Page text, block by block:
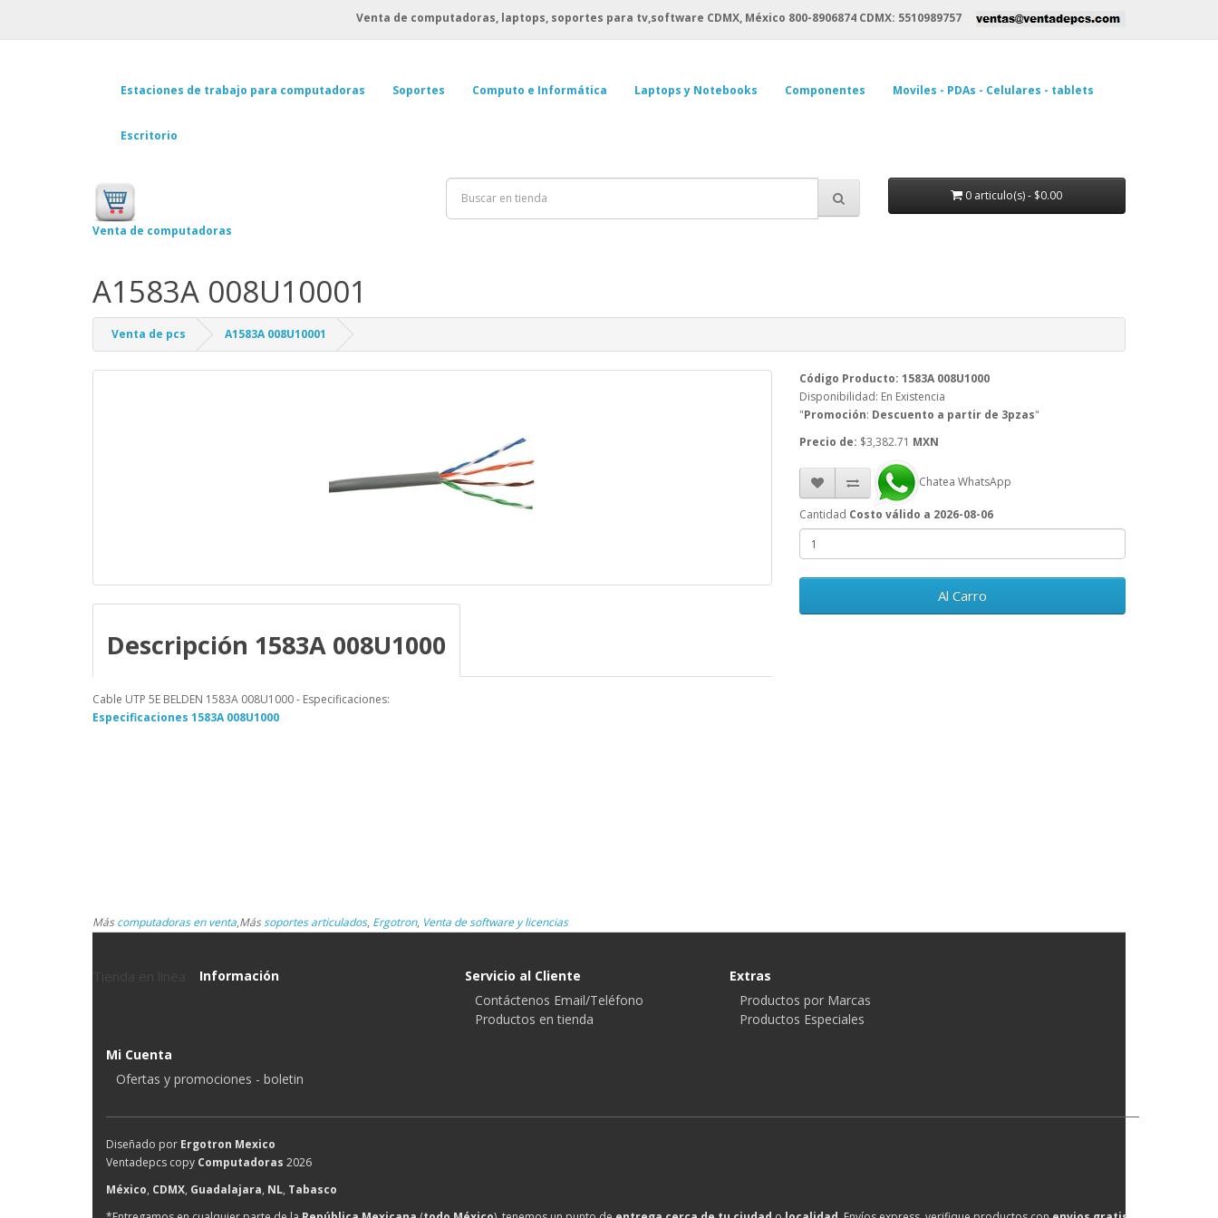
Venta de computadoras, laptops, soportes para tv,software CDMX, México 800-8906874 CDMX: 5510989757
Estaciones de trabajo para computadoras Soportes Computo e Informática Laptops y Notebooks Componentes Moviles - PDAs - Celulares - tablets
Escritorio
Venta de computadoras
0 articulo(s) - $0.00
A1583A 008U10001
Venta de pcs A1583A 008U10001
Descripción 1583A 008U1000
Cable UTP 5E BELDEN 1583A 008U1000 - Especificaciones:
Código Producto: 1583A 008U1000
Disponibilidad: En Existencia
"Promoción: Descuento a partir de 3pzas"
Precio de: $3,382.71 MXN
Chatea WhatsApp
Cantidad Costo válido a 2026-08-06
Al Carro
Especificaciones 1583A 008U1000
Máscomputadoras en venta,Mássoportes articulados, Ergotron, Venta de software y licencias
Información
Servicio al Cliente
Contáctenos Email/Teléfono
Productos en tienda
Extras
Productos por Marcas
Productos Especiales
Mi Cuenta
Ofertas y promociones - boletin
Diseñado por Ergotron Mexico
Ventadepcs copy Computadoras 2026
México, CDMX, Guadalajara, NL, Tabasco